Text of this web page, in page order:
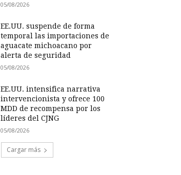
05/08/2026
EE.UU. suspende de forma
temporal las importaciones de
aguacate michoacano por
alerta de seguridad
05/08/2026
EE.UU. intensifica narrativa
intervencionista y ofrece 100
MDD de recompensa por los
líderes del CJNG
05/08/2026
Cargar más